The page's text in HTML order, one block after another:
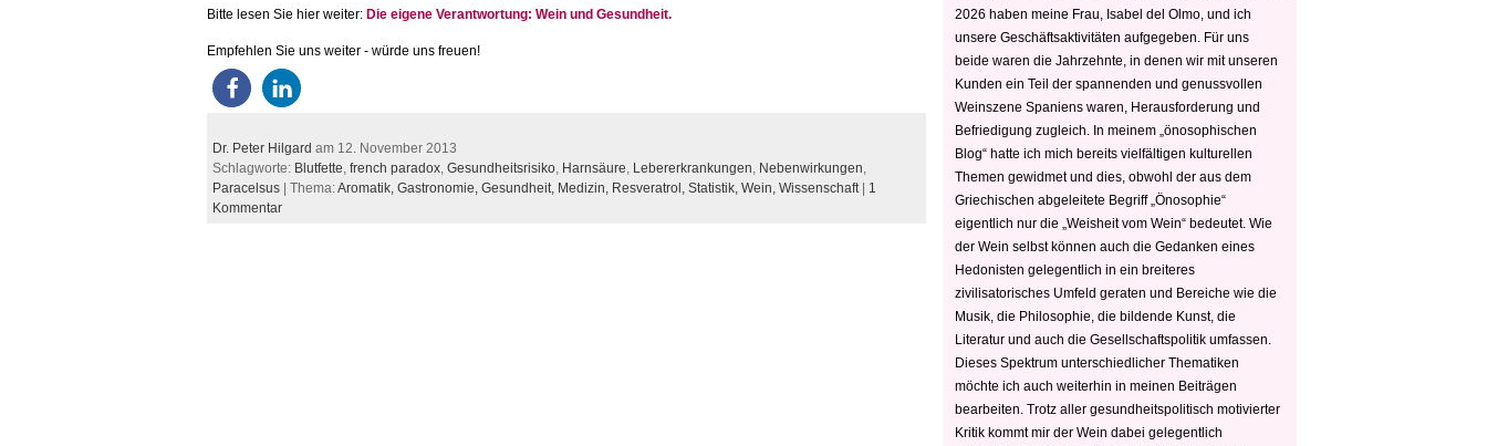
Bitte lesen Sie hier weiter: Die eigene Verantwortung: Wein und Gesundheit.
Empfehlen Sie uns weiter - würde uns freuen!
Dr. Peter Hilgard am 12. November 2013
Schlagworte: Blutfette french paradox Gesundheitsrisiko Harnsäure Lebererkrankungen Nebenwirkungen
Paracelsus | Thema:Aromatik, Gastronomie, Gesundheit, Medizin, Resveratrol, Statistik, Wein, Wissenschaft | 1
Kommentar
2026 haben meine Frau, Isabel del Olmo, und ich
unsere Geschäftsaktivitäten aufgegeben. Für uns
beide waren die Jahrzehnte, in denen wir mit unseren
Kunden ein Teil der spannenden und genussvollen
Weinszene Spaniens waren, Herausforderung und
Befriedigung zugleich. In meinem „önosophischen
Blog“ hatte ich mich bereits vielfältigen kulturellen
Themen gewidmet und dies, obwohl der aus dem
Griechischen abgeleitete Begriff „Önosophie“
eigentlich nur die „Weisheit vom Wein“ bedeutet. Wie
der Wein selbst können auch die Gedanken eines
Hedonisten gelegentlich in ein breiteres
zivilisatorisches Umfeld geraten und Bereiche wie die
Musik, die Philosophie, die bildende Kunst, die
Literatur und auch die Gesellschaftspolitik umfassen.
Dieses Spektrum unterschiedlicher Thematiken
möchte ich auch weiterhin in meinen Beiträgen
bearbeiten. Trotz aller gesundheitspolitisch motivierter
Kritik kommt mir der Wein dabei gelegentlich